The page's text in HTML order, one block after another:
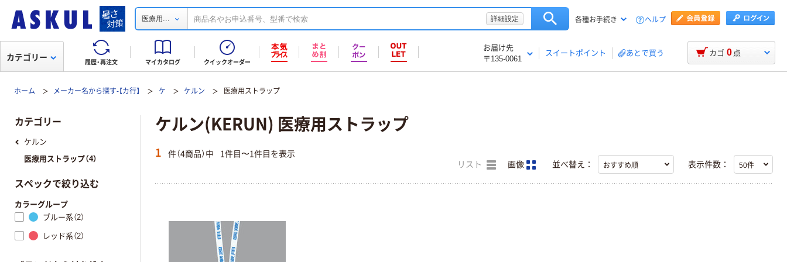
医療用 ... 詳細設定 各種お手続き ヘルプ
履歴・再注文 マイカタログ クイックオーダー
お届け先
〒135-0061
スイートポイント あとで買う
カテゴリー カゴ 0 点
ホーム メーカー名から探す-【カ行】 ケ ケルン 医療用ストラップ
ケルン(KERUN) 医療用ストラップ
1 件（4商品）中 1件目〜1件目を表示
リスト 画像 並べ替え： 表示件数：
カテゴリー
ケルン
医療用ストラップ（4）
スペックで絞り込む
カラーグループ
ブルー系（2）
レッド系（2）